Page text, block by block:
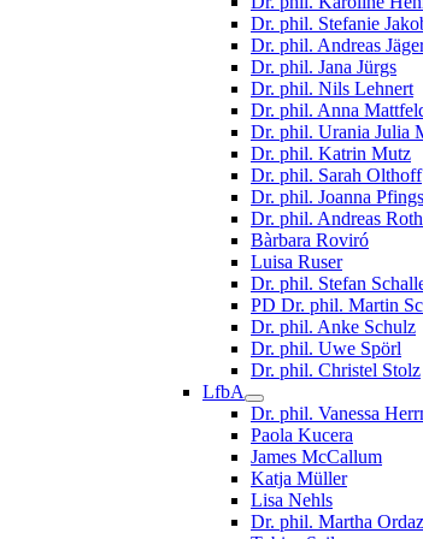
Dr. phil. Stefanie
Dr. phil. Andreas
Dr. phil. Jana Jürgs
Dr. phil. Nils Lehnert
Dr. phil. Anna
Dr. phil. Urania Julia
Dr. phil. Katrin Mutz
Dr. phil. Sarah Olthoff
Dr. phil. Joanna
Dr. phil. Andreas
Bàrbara Roviró
Luisa Ruser
Dr. phil. Stefan
PD Dr. phil. Martin
Dr. phil. Anke Schulz
Dr. phil. Uwe Spörl
Dr. phil. Christel Stolz
LfbA
Dr. phil. Vanessa
Paola Kucera
James McCallum
Katja Müller
Lisa Nehls
Dr. phil. Martha